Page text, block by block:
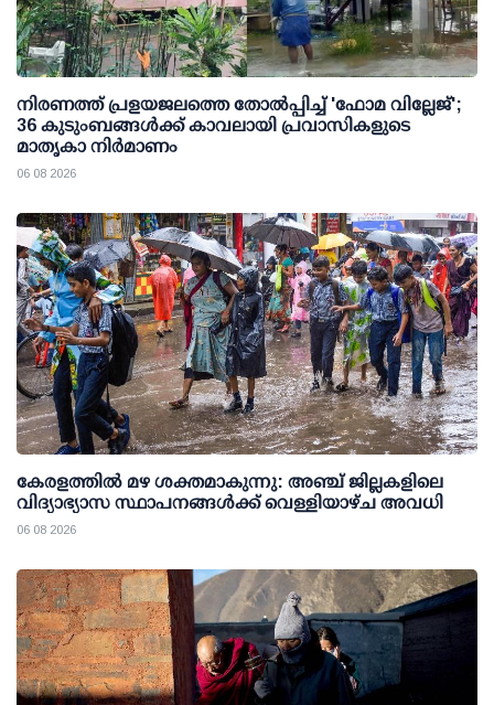
നിരണത്ത് പ്രളയജലത്തെ തോല്‍പ്പിച്ച് 'ഫോമ വില്ലേജ്';
36 കുടുംബങ്ങള്‍ക്ക് കാവലായി പ്രവാസികളുടെ
മാതൃകാ നിര്‍മാണം
06 08 2026
കേരളത്തില്‍ മഴ ശക്തമാകുന്നു: അഞ്ച് ജില്ലകളിലെ
വിദ്യാഭ്യാസ സ്ഥാപനങ്ങള്‍ക്ക് വെള്ളിയാഴ്ച അവധി
06 08 2026